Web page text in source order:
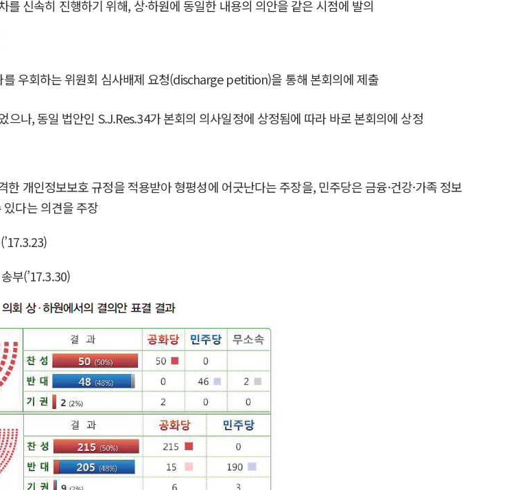
신속히 진행하기 위해, 상·하원에 동일한 내용의 의안을 같은 시점에 발의
우회하는 위원회 심사배제 요청(discharge petition)을 통해 본회의에 제출
으나, 동일 법안인 S.J.Res.34가 본회의 의사일정에 상정됨에 따라 바로 본회의에 상정
개인정보보호 규정을 적용받아 형평성에 어긋난다는 주장을, 민주당은 금융·건강·가족 정보
다는 의견을 주장
부(’17.3.30)